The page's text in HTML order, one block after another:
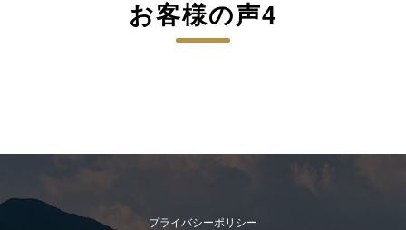
お客様の声4
プライバシーポリシー